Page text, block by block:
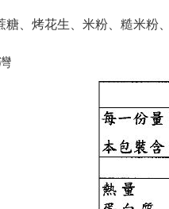
糖、烤花生、米粉、糙米粉